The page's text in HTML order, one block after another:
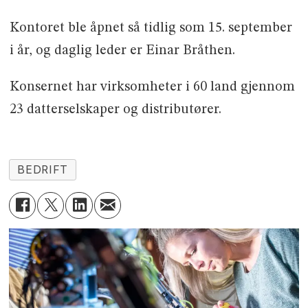
Kontoret ble åpnet så tidlig som 15. september
i år, og daglig leder er Einar Bråthen.
Konsernet har virksomheter i 60 land gjennom
23 datterselskaper og distributører.
BEDRIFT